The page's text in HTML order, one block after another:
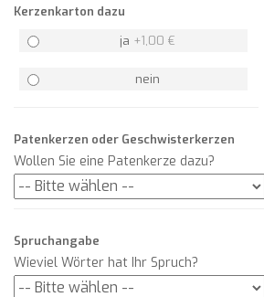
Kerzenkarton dazu
ja +1,00 €
nein
Patenkerzen oder Geschwisterkerzen
Wollen Sie eine Patenkerze dazu?
Spruchangabe
Wieviel Wörter hat Ihr Spruch?